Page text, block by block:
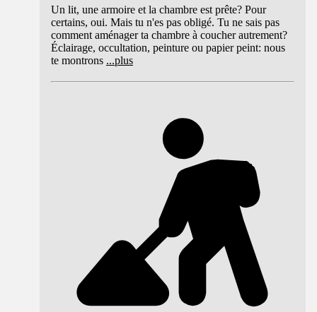
Un lit, une armoire et la chambre est prête? Pour
certains, oui. Mais tu n'es pas obligé. Tu ne sais pas
comment aménager ta chambre à coucher autrement?
Éclairage, occultation, peinture ou papier peint: nous
te montrons ...plus